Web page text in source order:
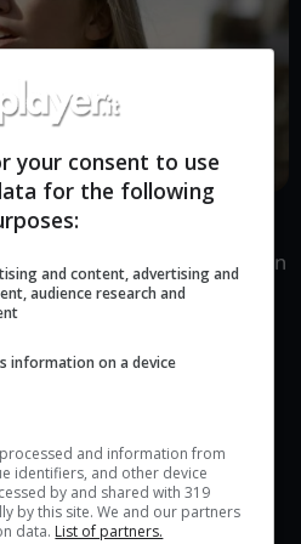
fino al 12 dicembre – player.it
rende quest’offerta in
tariffarie che
senza vincoli e costi
sono sempre
inclusi e gratuiti,
e veloce e dalletariffe
your consent to use
for the following
and content, advertising and
audience research and
information on a device
and information from
identifiers, and other device
by and shared with 319
by this site. We and our partners
data. List of partners.